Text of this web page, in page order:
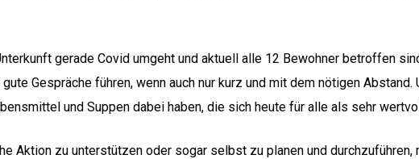
gerade Covid umgeht und aktuell alle 12 Bewohner betroffen
Gespräche führen, wenn auch nur kurz und mit dem nötigen
und Suppen dabei haben, die sich heute für alle als sehr
Aktion zu unterstützen oder sogar selbst zu planen und durchzuführen,